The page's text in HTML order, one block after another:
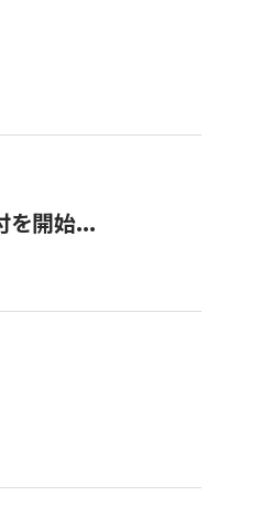
を開始...